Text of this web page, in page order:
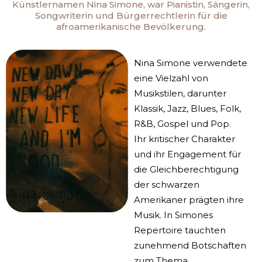
Künstlernamen Nina Simone, war Pianistin, Sängerin,
Songwriterin und Bürgerrechtlerin für die
afroamerikanische Bevölkerung.
Nina Simone verwendete
eine Vielzahl von
Musikstilen, darunter
Klassik, Jazz, Blues, Folk,
R&B, Gospel und Pop.
Ihr kritischer Charakter
und ihr Engagement für
die Gleichberechtigung
der schwarzen
Amerikaner prägten ihre
Musik. In Simones
Repertoire tauchten
zunehmend Botschaften